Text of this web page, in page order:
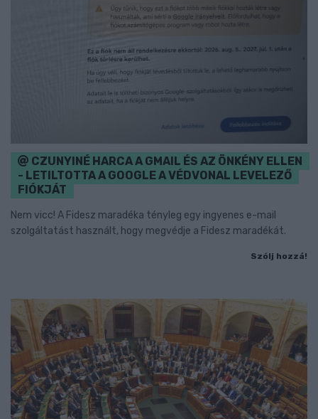
CZUNYINÉ HARCA A GMAIL ÉS AZ ÖNKÉNY ELLEN
- LETILTOTTA A GOOGLE A VÉDVONAL LEVELEZŐ
FIÓKJÁT
Nem vicc! A Fidesz maradéka tényleg egy ingyenes e-mail
szolgáltatást használt, hogy megvédje a Fidesz maradékát.
Szólj hozzá!